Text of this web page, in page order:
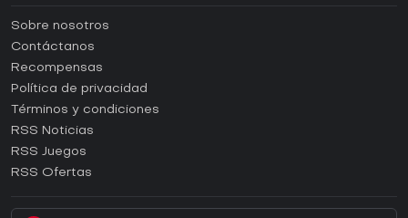
Guías y tutoriales
¿Cómo activar una CD Key de Steam?
¿Cómo activar una CD Key de Epic Games?
¿Cómo activar una CD Key de GOG?
¿Cómo activar una CD Key de Ubisoft Connect?
Sobre nosotros
Contáctanos
Recompensas
Política de privacidad
Términos y condiciones
RSS Noticias
RSS Juegos
RSS Ofertas